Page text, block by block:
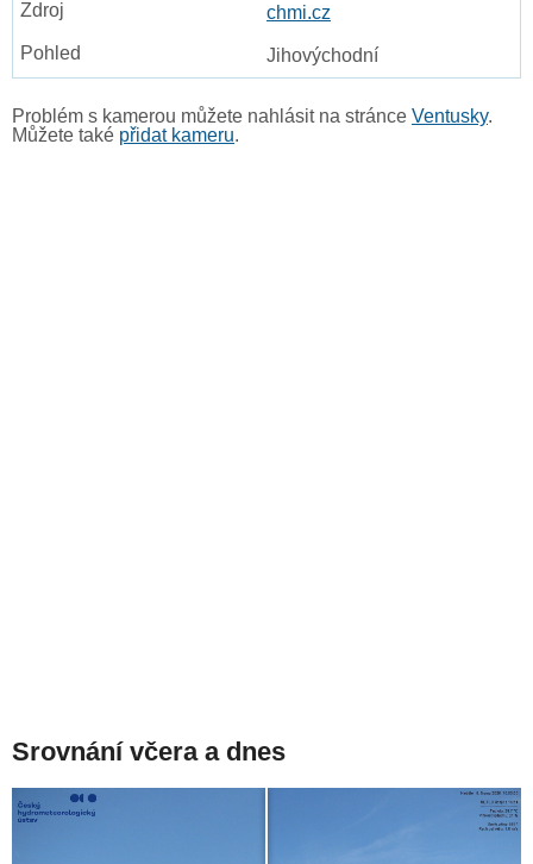
chmi.cz
Jihovýchodní
Problém s kamerou můžete nahlásit na stránce Ventusky.
Můžete také přidat kameru.
Srovnání včera a dnes